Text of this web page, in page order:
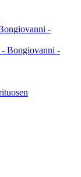
-
Bongiovanni -